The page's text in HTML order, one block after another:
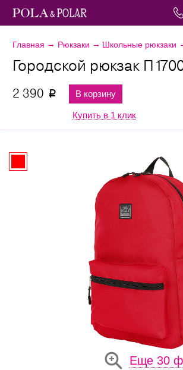
Главная → Рюкзаки → Школьные рюкзаки
Еще 30
Городской рюкзак
2 390 p В корзину
Купить в 1 клик